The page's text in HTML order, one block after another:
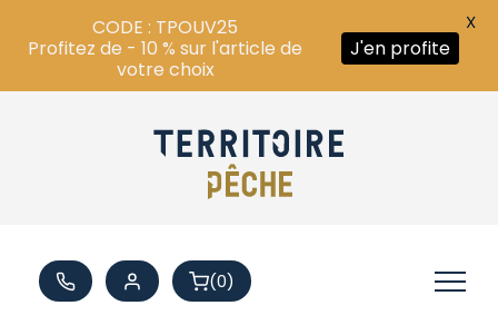
(0)
CODE : TPOUV25
Profitez de - 10 % sur l'article de
votre choix
J'en profite
X